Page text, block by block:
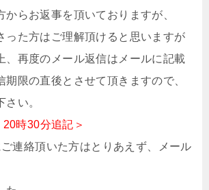
からお返事を頂いておりますが、
った方はご理解頂けると思いますが
、再度のメール返信はメールに記載
期限の直後とさせて頂きますので、
い。
時30分追記＞
連絡頂いた方はとりあえず、メール